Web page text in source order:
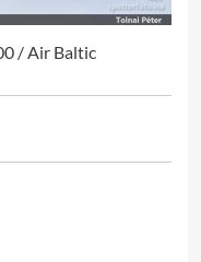
/ Air Baltic